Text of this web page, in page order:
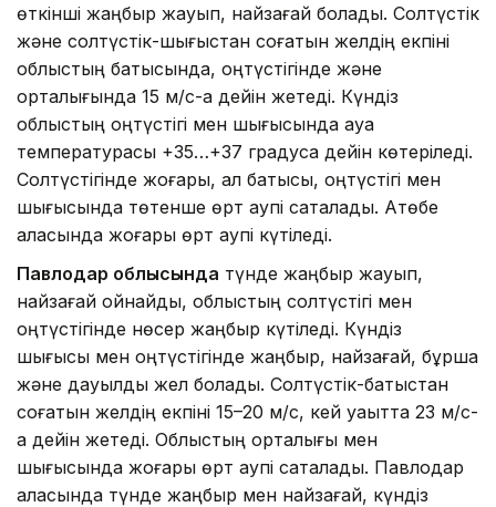
өткінші жаңбыр жауып, найзағай болады. Солтүстік
және солтүстік-шығыстан соғатын желдің екпіні
облыстың батысында, оңтүстігінде және
орталығында 15 м/с-қа дейін жетеді. Күндіз
облыстың оңтүстігі мен шығысында ауа
температурасы +35…+37 градусқа дейін көтеріледі.
Солтүстігінде жоғары, ал батысы, оңтүстігі мен
шығысында төтенше өрт қаупі сақталады. Ақтөбе
қаласында жоғары өрт қаупі күтіледі.
Павлодар облысында түнде жаңбыр жауып,
найзағай ойнайды, облыстың солтүстігі мен
оңтүстігінде нөсер жаңбыр күтіледі. Күндіз
шығысы мен оңтүстігінде жаңбыр, найзағай, бұршақ
және дауылды жел болады. Солтүстік-батыстан
соғатын желдің екпіні 15–20 м/с, кей уақытта 23 м/с-
қа дейін жетеді. Облыстың орталығы мен
шығысында жоғары өрт қаупі сақталады. Павлодар
қаласында түнде жаңбыр мен найзағай, күндіз